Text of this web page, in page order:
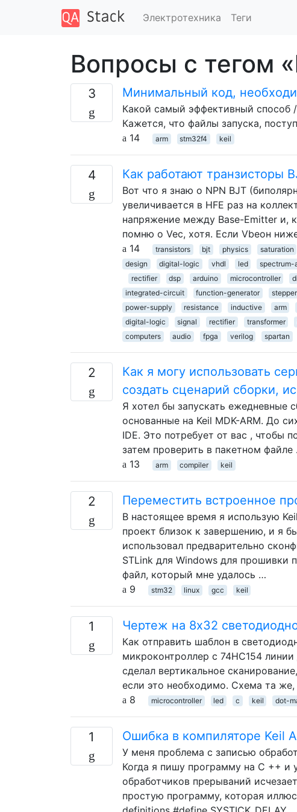
Электротехника Теги
Вопросы с тегом
3 Минимальный код,
Какой самый эффективный способ
Кажется, что файлы запуска,
14
arm stm32f4 keil
4 Как работают транзисторы
Вот что я знаю о NPN BJT
увеличивается в HFE раз на
напряжение между Base-Emitter и,
помню о Vec, хотя. Если Vbeон
14
transistors bjt physics saturation
design
digital-logic vhdl led spectrum-
rectifier
dsp arduino microcontroller
integrated-circuit
function-generator
power-supply
resistance inductive arm
digital-logic
signal rectifier transformer
computers
audio fpga verilog spartan
2
Как я могу использовать
создать сценарий сборки,
Я хотел бы запускать ежедневные
основанные на Keil MDK-ARM. До
IDE. Это потребует от вас , чтобы
затем проверить в пакетном файле
13
arm compiler keil
2 Переместить встроенное
В настоящее время я использую
проект близок к завершению, и я
использовал предварительно
STLink для Windows для прошивки
файл, который мне удалось …
9
stm32 linux gcc keil
1 Чертеж на 8х32
Как отправить шаблон в
микроконтроллер с 74HC154
сделал вертикальное
если это необходимо. Схема та
8
microcontroller led c keil dot-
1 Ошибка в компиляторе Keil
У меня проблема с записью
Когда я пишу программу на C ++
обработчиков прерываний
простую программу, которая